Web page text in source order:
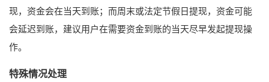
现，资金会在当天到账；而周末或法定节假日提现，资金可能
会延迟到账，建议用户在需要资金到账的当天尽早发起提现操
作。
特殊情况处理